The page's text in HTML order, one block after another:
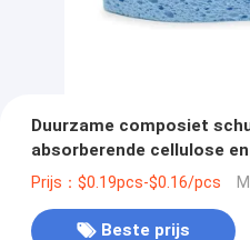
Duurzame composiet
absorberende cellulose
schuuroppervlak
Prijs：$0.19pcs-$0.16/pcs
Beste prijs